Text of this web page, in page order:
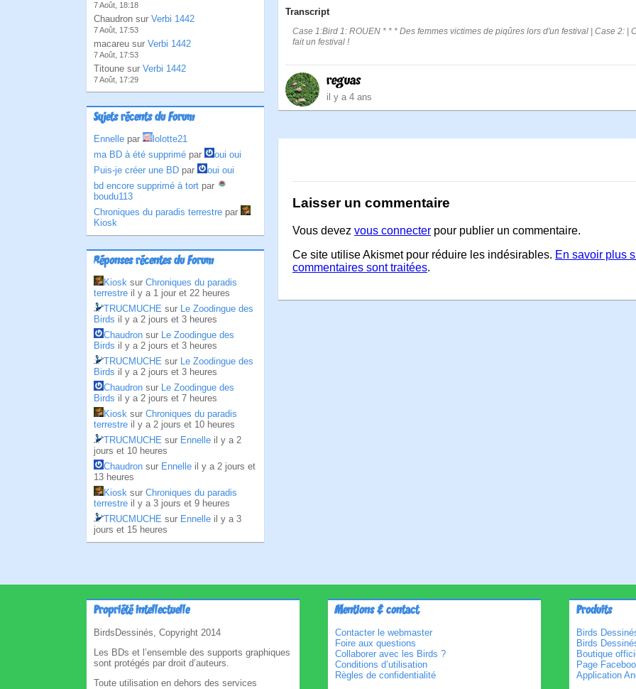
7 Août, 18:18
Chaudron sur Verbi 1442
7 Août, 17:53
macareu sur Verbi 1442
7 Août, 17:53
Titoune sur Verbi 1442
7 Août, 17:29
Sujets récents du Forum
Ennelle par
lolotte21
ma BD à été supprimé par
oui oui
Puis-je créer une BD par
oui oui
bd encore supprimé à tort par
boudu113
Chroniques du paradis terrestre par
Kiosk
Réponses récentes du Forum
Kiosk sur Chroniques du paradis
terrestre il y a 1 jour et 22 heures
TRUCMUCHE sur Le Zoodingue des
Birds il y a 2 jours et 3 heures
Chaudron sur Le Zoodingue des
Birds il y a 2 jours et 3 heures
TRUCMUCHE sur Le Zoodingue des
Birds il y a 2 jours et 3 heures
Chaudron sur Le Zoodingue des
Birds il y a 2 jours et 7 heures
Kiosk sur Chroniques du paradis
terrestre il y a 2 jours et 10 heures
TRUCMUCHE sur Ennelle il y a 2
jours et 10 heures
Chaudron sur Ennelle il y a 2 jours et
13 heures
Kiosk sur Chroniques du paradis
terrestre il y a 3 jours et 9 heures
TRUCMUCHE sur Ennelle il y a 3
jours et 15 heures
Transcript
Case 1:Bird 1: ROUEN * * * Des femmes victimes de piqûres lors d'un festival | Case 2: |
fait un festival !
reguas
il y a 4 ans
Laisser un commentaire
Vous devez vous connecter pour publier un commentaire.
Ce site utilise Akismet pour réduire les indésirables. En savoir plus
commentaires sont traitées.
Propriété intellectuelle
BirdsDessinés, Copyright 2014
Les BDs et l’ensemble des supports graphiques
sont protégés par droit d’auteurs.
Toute utilisation en dehors des services
Mentions & contact
Contacter le webmaster
Foire aux questions
Collaborer avec les Birds ?
Conditions d’utilisation
Règles de confidentialité
Produits
Birds
Birds
Boutique
Page
Application